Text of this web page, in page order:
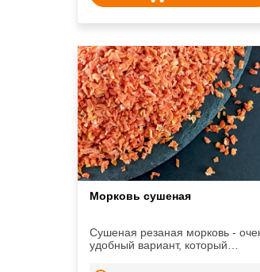
Морковь сушеная
Сушеная резаная морковь -
удобный вариант, который